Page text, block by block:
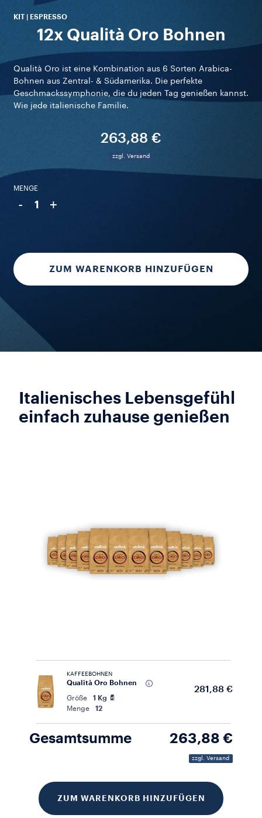
KIT | ESPRESSO
12x Qualità Oro Bohnen
Qualità Oro ist eine Kombination aus 6 Sorten Arabica-
Bohnen aus Zentral- & Südamerika. Die perfekte
Geschmackssymphonie, die du jeden Tag genießen kannst.
Wie jede italienische Familie.
263,88 €
zzgl. Versand
MENGE
- 1 +
ZUM WARENKORB HINZUFÜGEN
Italienisches Lebensgefühl
einfach zuhause genießen
KAFFEEBOHNEN
Qualità Oro Bohnen
Größe
1 Kg
Menge
12
281,88 €
Gesamtsumme 263,88 €
zzgl. Versand
ZUM WARENKORB HINZUFÜGEN